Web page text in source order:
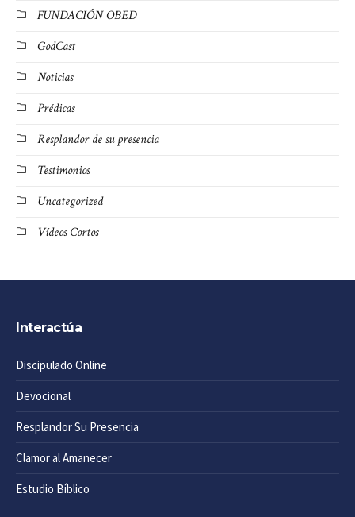
FUNDACIÓN OBED
GodCast
Noticias
Prédicas
Resplandor de su presencia
Testimonios
Uncategorized
Vídeos Cortos
Interactúa
Discipulado Online
Devocional
Resplandor Su Presencia
Clamor al Amanecer
Estudio Bíblico